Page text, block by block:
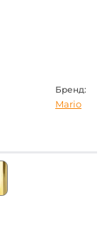
Бренд:
Mario